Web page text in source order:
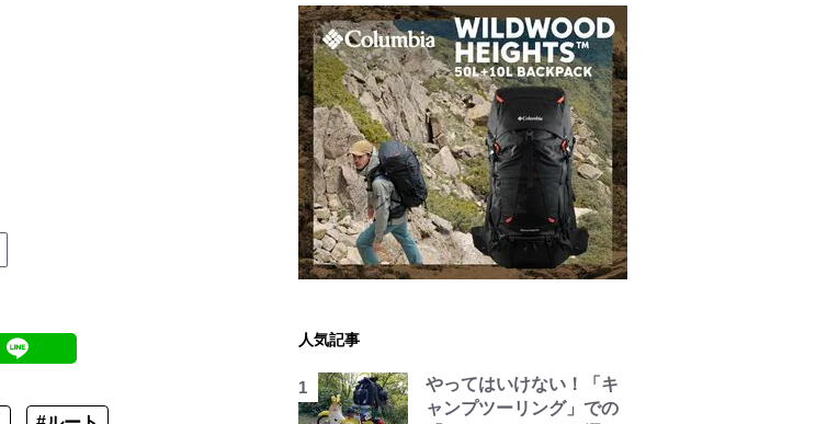
人気記事
やってはいけない！「キ
ャンプツーリング」での